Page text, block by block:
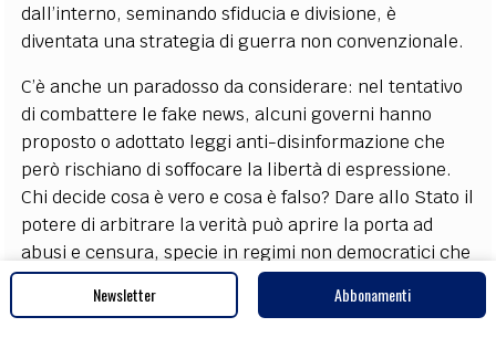
dall’interno, seminando sfiducia e divisione, è
diventata una strategia di guerra non convenzionale​.
C’è anche un paradosso da considerare: nel tentativo
di combattere le fake news, alcuni governi hanno
proposto o adottato leggi anti-disinformazione che
però rischiano di soffocare la libertà di espressione.
Chi decide cosa è vero e cosa è falso? Dare allo Stato il
potere di arbitrare la verità può aprire la porta ad
abusi e censura, specie in regimi non democratici che
bollano come “fake news” anche le denunce genuine
delle opposizioni​. Si tratta di un equilibrio delicato:
Newsletter Abbonamenti